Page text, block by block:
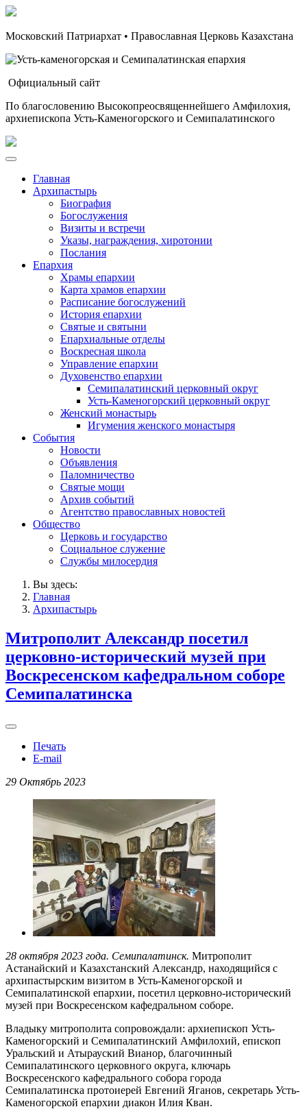
Московский Патриархат • Православная Церковь Казахстана
Официальный сайт
По благословению Высокопреосвященнейшего Амфилохия,
архиепископа Усть-Каменогорского и Семипалатинского
Главная
Архипастырь
Биография
Богослужения
Визиты и встречи
Указы, награждения, хиротонии
Послания
Епархия
Храмы епархии
Карта храмов епархии
Расписание богослужений
История епархии
Святые и святыни
Епархиальные отделы
Воскресная школа
Управление епархии
Духовенство епархии
Семипалатинский церковный округ
Усть-Каменогорский церковный округ
Женский монастырь
Игумения женского монастыря
События
Новости
Объявления
Паломничество
Святые мощи
Архив событий
Агентство православных новостей
Общество
Церковь и государство
Социальное служение
Службы милосердия
Вы здесь:
Главная
Архипастырь
Митрополит Александр посетил
церковно-исторический музей при
Воскресенском кафедральном соборе
Семипалатинска
Печать
E-mail
29 Октябрь 2023
28 октября 2023 года. Семипалатинск. Митрополит
Астанайский и Казахстанский Александр, находящийся с
архипастырским визитом в Усть-Каменогорской и
Семипалатинской епархии, посетил церковно-исторический
музей при Воскресенском кафедральном соборе.
Владыку митрополита сопровождали: архиепископ Усть-
Каменогорский и Семипалатинский Амфилохий, епископ
Уральский и Атырауский Вианор, благочинный
Семипалатинского церковного округа, ключарь
Воскресенского кафедрального собора города
Семипалатинска протоиерей Евгений Яганов, секретарь Усть-
Каменогорской епархии диакон Илия Кван.